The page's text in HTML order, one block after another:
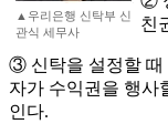
▲우리은행 신탁부 신
관식 세무사
친
③ 신탁을 설정할 때
자가 수익권을 행사
인다.